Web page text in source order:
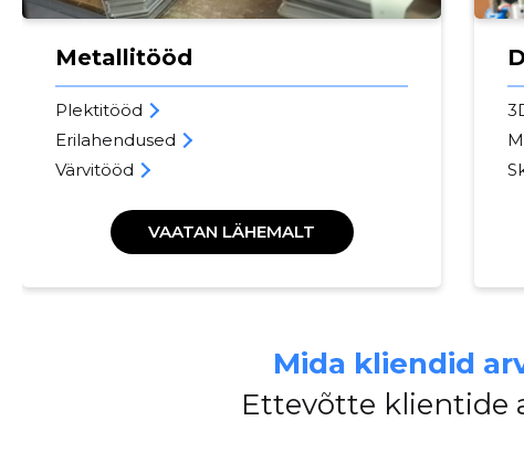
Metallitööd
Plektitööd
Erilahendused
Värvitööd
VAATAN LÄHEMALT
Mida kliendid
Ettevõtte klientide